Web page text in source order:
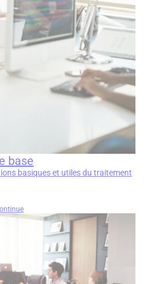
base
basiques et utiles du traitement
en contactant
dpo@eesc.fr
la fiche en PDF